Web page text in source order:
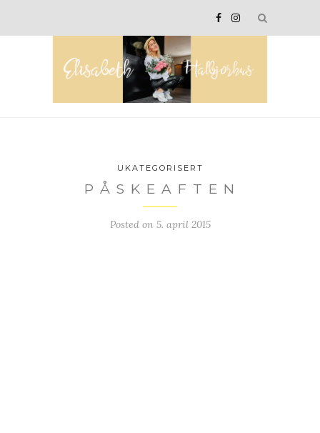
UKATEGORISERT
P Å S K E A F T E N
Posted on 5. april 2015